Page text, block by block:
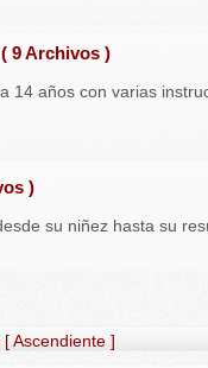
( 9 Archivos )
14 años con varias
)
su niñez hasta su
[ Ascendiente ]